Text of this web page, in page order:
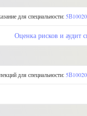
для специальности:
Оценка рисков и аудит
для специальности: